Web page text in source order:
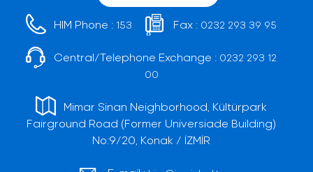
HIM Phone : 153 Fax : 0232 293 39 95
Central/Telephone Exchange : 0232 293 12
00
Mimar Sinan Neighborhood, Kültürpark
Fairground Road (Former Universiade Building)
No:9/20, Konak / İZMİR